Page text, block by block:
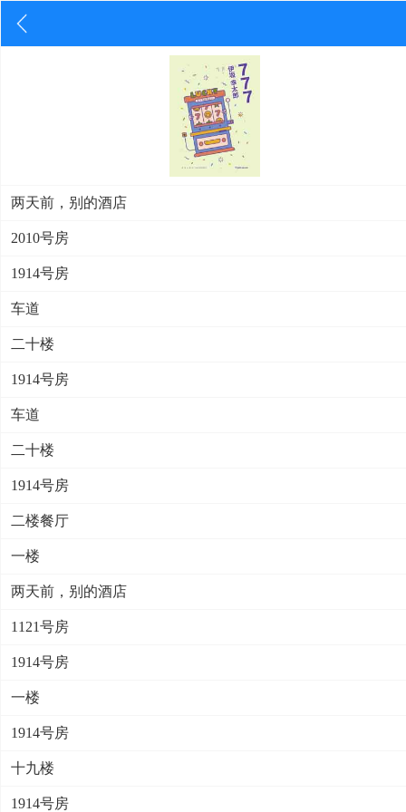
两天前，别的酒店
2010号房
1914号房
车道
二十楼
1914号房
车道
二十楼
1914号房
二楼餐厅
一楼
两天前，别的酒店
1121号房
1914号房
一楼
1914号房
十九楼
1914号房